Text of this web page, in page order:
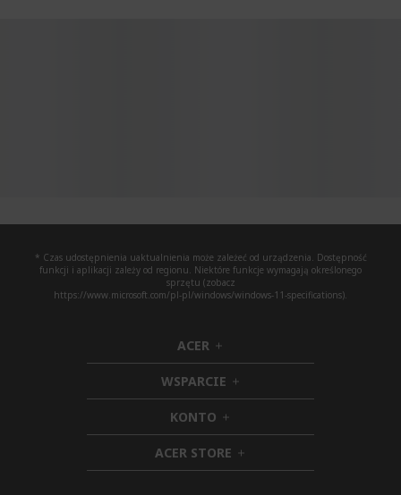
* Czas udostępnienia uaktualnienia może zależeć od urządzenia. Dostępność
funkcji i aplikacji zależy od regionu. Niektóre funkcje wymagają określonego
sprzętu (zobacz
https://www.microsoft.com/pl-pl/windows/windows-11-specifications).
ACER h
i
d
d
e
n
WSPARCIE h
i
d
e
n
KONTO h
i
d
d
ACER STORE h
i